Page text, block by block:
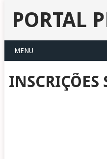
PORTAL
MENU
INSCRIÇÕES